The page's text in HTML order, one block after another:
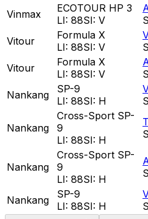
Vinmax
ECOTOUR HP 3
LI: 88SI: V
Vitour
Formula X
LI: 88SI: V
Vitour
Formula X
LI: 88SI: V
Nankang
SP-9
LI: 88SI: H
Nankang
Cross-Sport SP-
9
LI: 88SI: H
Nankang
Cross-Sport SP-
9
LI: 88SI: H
Nankang
SP-9
LI: 88SI: H